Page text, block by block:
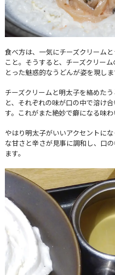
食べ方は、一気にチーズクリーム
こと。そうすると、チーズクリー
とった魅惑的なうどんが姿を現しま
チーズクリームと明太子を絡めた
と、それぞれの味が口の中で溶け
す。これがまた絶妙で癖になる味わ
やはり明太子がいいアクセントに
な甘さと辛さが見事に調和し、口
ます。